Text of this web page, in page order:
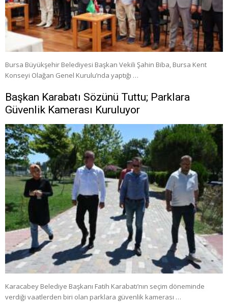
Bursa Büyükşehir Belediyesi Başkan Vekili Şahin Biba, Bursa Kent
Konseyi Olağan Genel Kurulu’nda yaptığı …
Başkan Karabatı Sözünü Tuttu; Parklara
Güvenlik Kamerası Kuruluyor
Karacabey Belediye Başkanı Fatih Karabatı’nın seçim döneminde
verdiği vaatlerden biri olan parklara güvenlik kamerası …